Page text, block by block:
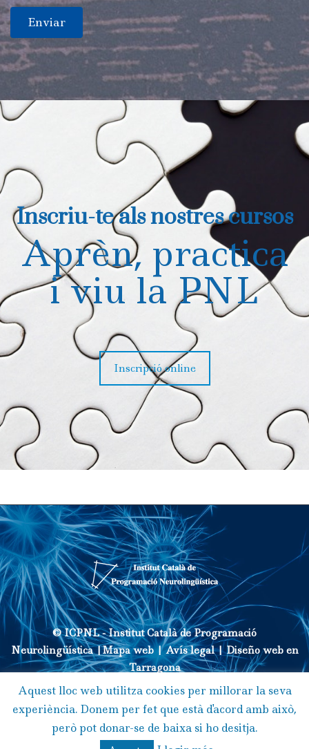
Inscriu-te als nostres cursos
Aprèn, practica
i viu la PNL
Inscripció online
© ICPNL -Institut Català de Programació
Neurolingüística|Mapa web|Avís legal|Diseño web en
Tarragona
Aquest lloc web utilitza cookies per millorar la seva
experiència. Donem per fet que està d'acord amb això,
però pot donar-se de baixa si ho desitja.
1